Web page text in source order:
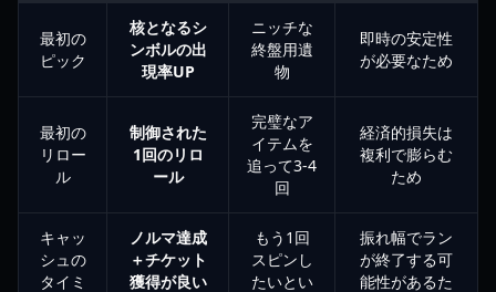
最初の
ピック
核となるシ
ンボルの出
現率UP
ニッチな
終盤用遺
物
即時の安定性
が必要なため
最初の
リロー
ル
制御された
1回のリロ
ール
完璧なア
イテムを
追って3-4
回
経済的損失は
複利で膨らむ
ため
キャッ
シュの
タイミ
ノルマ達成
＋チケット
獲得が良い
もう1回
スピンし
たいとい
振れ幅でラン
が終了する可
能性があるた